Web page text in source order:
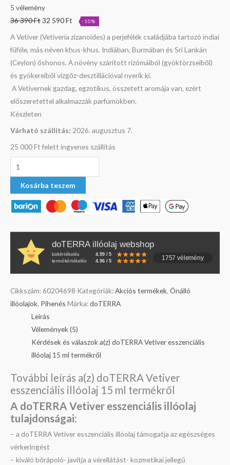
5 vélemény
36 390Ft32 590Ft -10%
A Vetiver (Vetiveria zizanoides) a perjefélék családjába tartozó indiai
fűféle, más néven khus-khus. Indiában, Burmában és Srí Lankán
(Ceylon) őshonos. A növény szárított rizómáiból (gyöktörzseiből)
és gyökereiből vízgőz-desztillációval nyerik ki.
A Vetivernek gazdag, egzotikus, összetett aromája van, ezért
előszeretettel alkalmazzák parfümökben.
Készleten
Várható szállítás: 2026. augusztus 7.
25 000 Ft felett ingyenes szállítás
Kosárba teszem
doTERRA illóolaj webshop
boltértékelés 4.99 / 5
termékértékelés 4.96 / 5 1757 vélemény
Cikkszám: 60204698 Kategóriák:Akciós termékek, Önálló
illóolajok, Pihenés Márka:doTERRA
Leírás
Vélemények (5)
Kérdések és válaszok a(z) doTERRA Vetiver esszenciális
illóolaj 15 ml termékről
További leírás a(z) doTERRA Vetiver
esszenciális illóolaj 15 ml termékről
A doTERRA Vetiver esszenciális illóolaj
tulajdonságai:
– a doTERRA Vetiver esszenciális illóolaj támogatja az egészséges
vérkeringést
– kiváló bőrápoló- javítja a vérellátást- kozmetikai jellegű